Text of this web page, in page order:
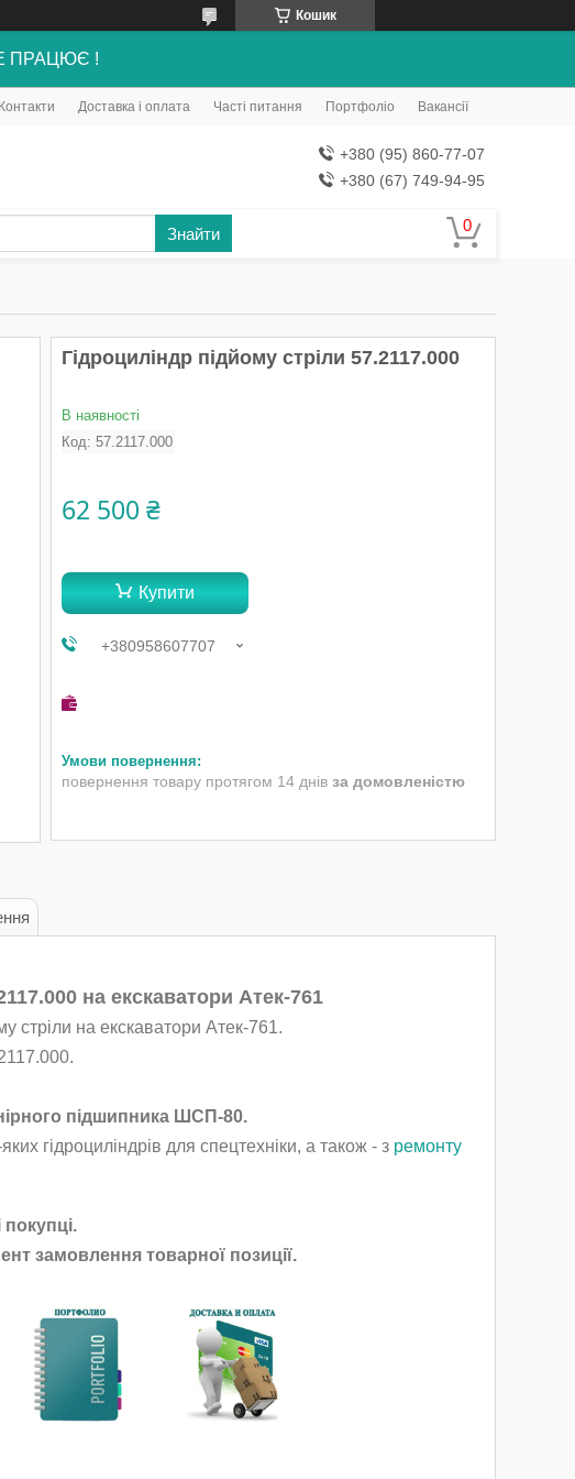
Кошик
ПРАЦЮЄ !
Контакти Доставка і оплата Часті питання Портфоліо Вакансії
+380 (95) 860-77-07
+380 (67) 749-94-95
Знайти
Гідроциліндр підйому стріли 57.2117.000
В наявності
Код: 57.2117.000
62 500 ₴
Купити
+380958607707
повернення товару протягом 14 днів за домовленістю
на екскаватори Атек-761
стріли на екскаватори Атек-761.
підшипника ШСП-80.
гідроциліндрів для спецтехніки, а також - з ремонту
замовлення товарної позиції.